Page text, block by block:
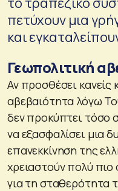
πετύχουν μια
και
Γεωπολιτική
Αν προσθέσει κανείς
αβεβαιότητα λόγω
δεν προκύπτει τόσο
να εξασφαλίσει μια
επανεκκίνηση της
χρειαστούν πολύ
για τη σταθερότητα